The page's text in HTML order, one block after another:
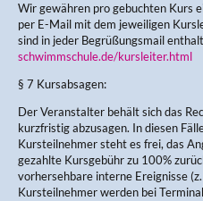
Wir gewähren pro gebuchten Kurs
per E-Mail mit dem jeweiligen
sind in jeder Begrüßungsmail
schwimmschule.de/kursleiter.html
§ 7 Kursabsagen:
Der Veranstalter behält sich das
kurzfristig abzusagen. In diesen
Kursteilnehmer steht es frei, das
gezahlte Kursgebühr zu 100%
vorhersehbare interne Ereignisse
Kursteilnehmer werden bei